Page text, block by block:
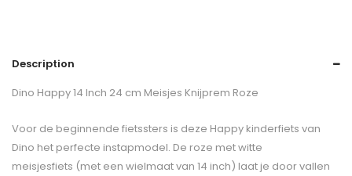
Description
Dino Happy 14 Inch 24 cm Meisjes Knijprem Roze
Voor de beginnende fietssters is deze Happy kinderfiets van
Dino het perfecte instapmodel. De roze met witte
meisjesfiets (met een wielmaat van 14 inch) laat je door vallen